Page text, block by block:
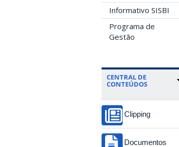
Informativo SISBI
Programa de
Gestão
CENTRAL DE
CONTEÚDOS
Clipping
Documentos